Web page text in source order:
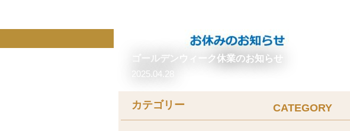
ゴールデンウィーク休業のお知らせ
2025.04.28
カテゴリー CATEGORY